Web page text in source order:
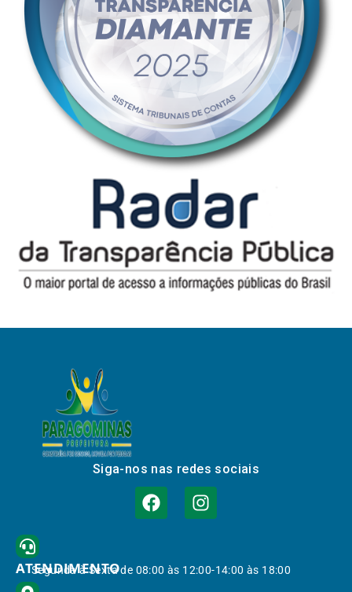
Siga-nos nas redes sociais
ATENDIMENTO
Segunda à Sexta de 08:00 às 12:00-14:00 às 18:00